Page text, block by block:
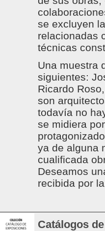
se excluyen
relacionadas
técnicas
Una muestra
siguientes:
Ricardo
son
todavía no
se midiera
ya de alguna
cualificada
Deseamos
recibida por
Catálogos